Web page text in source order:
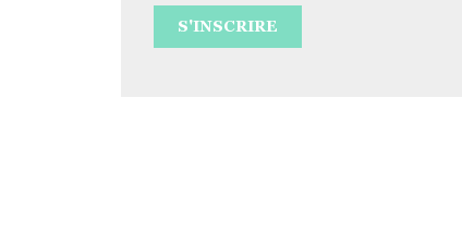
S'INSCRIRE